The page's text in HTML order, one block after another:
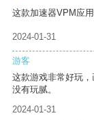
这款加速器VPM应
2024-01-31
游客
这款游戏非常好玩
没有玩腻。
2024-01-31